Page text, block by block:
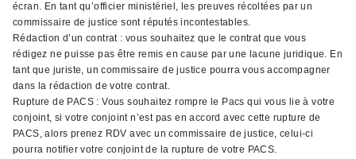
écran. En tant qu’officier ministériel, les preuves récoltées par un
commissaire de justice sont réputés incontestables.
Rédaction d’un contrat : vous souhaitez que le contrat que vous
rédigez ne puisse pas être remis en cause par une lacune juridique. En
tant que juriste, un commissaire de justice pourra vous accompagner
dans la rédaction de votre contrat.
Rupture de PACS : Vous souhaitez rompre le Pacs qui vous lie à votre
conjoint, si votre conjoint n’est pas en accord avec cette rupture de
PACS, alors prenez RDV avec un commissaire de justice, celui-ci
pourra notifier votre conjoint de la rupture de votre PACS.